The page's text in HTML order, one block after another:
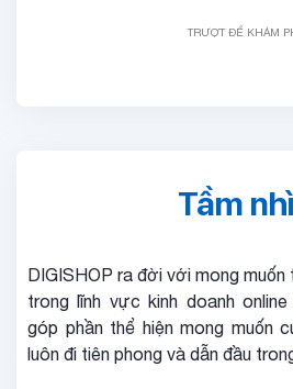
TRƯỢT ĐỂ KHÁM
Tầm
DIGISHOP ra đời với mong
trong lĩnh vực kinh doanh
góp phần thể hiện mong muốn
luôn đi tiên phong và dẫn đầu